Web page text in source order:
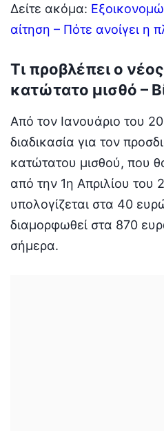
Δείτε ακόμα:
αίτηση – Πότε ανοίγει η
Τι προβλέπει ο
κατώτατο μισθό –
Από τον Ιανουάριο του
διαδικασία για τον
κατώτατου μισθού, που
από την 1η Απριλίου
υπολογίζεται στα 40
διαμορφωθεί στα 870
σήμερα.